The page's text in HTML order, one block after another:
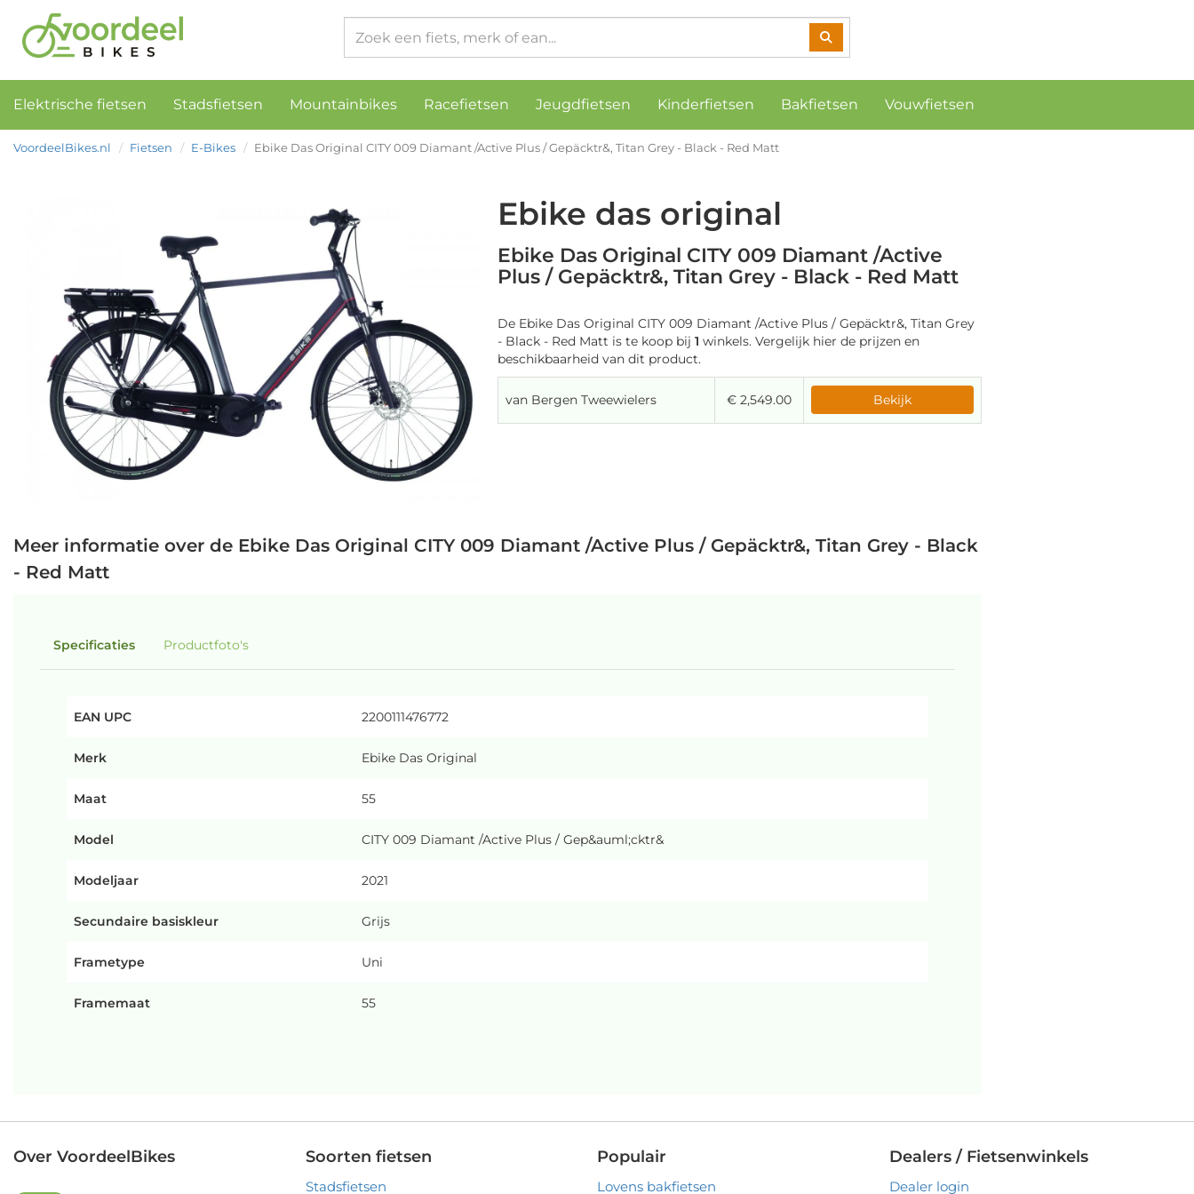
Elektrische fietsen Stadsfietsen Mountainbikes Racefietsen Jeugdfietsen Kinderfietsen Bakfietsen Vouwfietsen
VoordeelBikes.nl Fietsen E-Bikes Ebike Das Original CITY 009 Diamant /Active Plus / Gepäcktr&, Titan Grey - Black - Red Matt
Ebike das original
Ebike Das Original CITY 009 Diamant /Active
Plus / Gepäcktr&, Titan Grey - Black - Red Matt
De Ebike Das Original CITY 009 Diamant /Active Plus / Gepäcktr&, Titan Grey
- Black - Red Matt is te koop bij 1 winkels. Vergelijk hier de prijzen en
beschikbaarheid van dit product.
van Bergen Tweewielers € 2,549.00 Bekijk
Meer informatie over de Ebike Das Original CITY 009 Diamant /Active Plus / Gepäcktr&, Titan Grey - Black
- Red Matt
Specificaties Productfoto's
EAN UPC 2200111476772
Merk Ebike Das Original
Maat 55
Model CITY 009 Diamant /Active Plus / Gep&auml;cktr&
Modeljaar 2021
Secundaire basiskleur Grijs
Frametype Uni
Framemaat 55
Over VoordeelBikes Soorten fietsen
Stadsfietsen
Populair
Lovens bakfietsen
Dealers / Fietsenwinkels
Dealer login